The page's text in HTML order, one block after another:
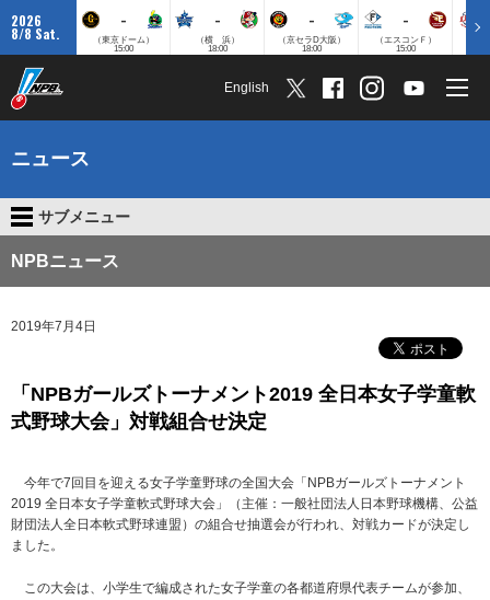
2026
8/8 Sat.
-
（東京ドーム）
15:00
-
（横 浜）
18:00
-
（京セラD大阪）
18:00
-
（エスコンＦ）
15:00
English
ニュース
サブメニュー
NPBニュース
2019年7月4日
「NPBガールズトーナメント2019 全日本女子学童軟
式野球大会」対戦組合せ決定
今年で7回目を迎える女子学童野球の全国大会「NPBガールズトーナメント
2019 全日本女子学童軟式野球大会」（主催：一般社団法人日本野球機構、公益
財団法人全日本軟式野球連盟）の組合せ抽選会が行われ、対戦カードが決定し
ました。
この大会は、小学生で編成された女子学童の各都道府県代表チームが参加、